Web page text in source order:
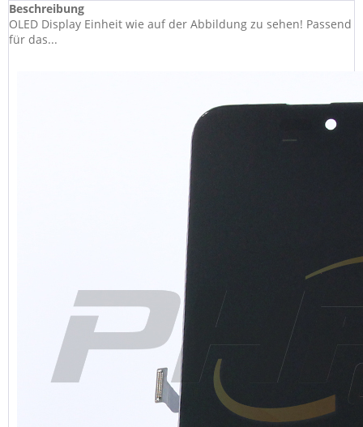
Beschreibung
OLED Display Einheit wie auf der Abbildung zu sehen! Passend
für das...